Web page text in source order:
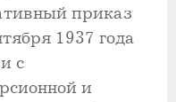
приказ
1937 года
с
и